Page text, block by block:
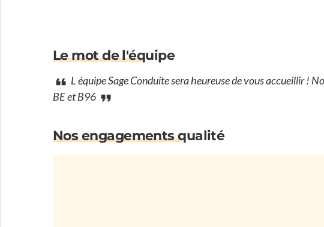
Le mot de l'équipe
L équipe Sage Conduite sera heureuse de vous accueillir !
BE et B96
Nos engagements qualité